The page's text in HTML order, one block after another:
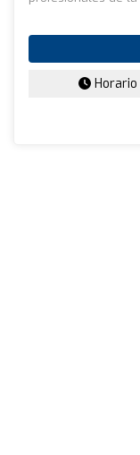
Horario